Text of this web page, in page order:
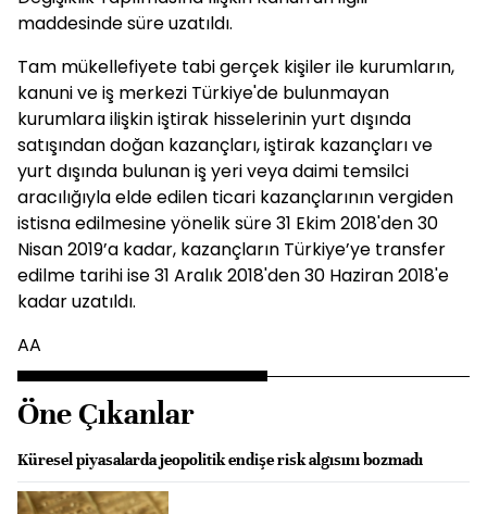
maddesinde süre uzatıldı.
Tam mükellefiyete tabi gerçek kişiler ile kurumların,
kanuni ve iş merkezi Türkiye'de bulunmayan
kurumlara ilişkin iştirak hisselerinin yurt dışında
satışından doğan kazançları, iştirak kazançları ve
yurt dışında bulunan iş yeri veya daimi temsilci
aracılığıyla elde edilen ticari kazançlarının vergiden
istisna edilmesine yönelik süre 31 Ekim 2018'den 30
Nisan 2019’a kadar, kazançların Türkiye’ye transfer
edilme tarihi ise 31 Aralık 2018'den 30 Haziran 2018'e
kadar uzatıldı.
AA
Öne Çıkanlar
Küresel piyasalarda jeopolitik endişe risk algısını bozmadı